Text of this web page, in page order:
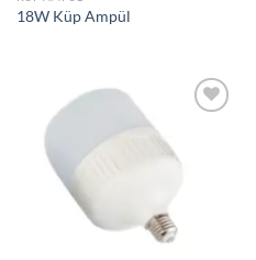
18W Küp Ampül